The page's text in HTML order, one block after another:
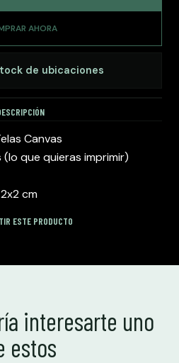
AHORA
de ubicaciones
Canvas
que quieras imprimir)
cm
ESTE PRODUCTO
interesarte uno
estos